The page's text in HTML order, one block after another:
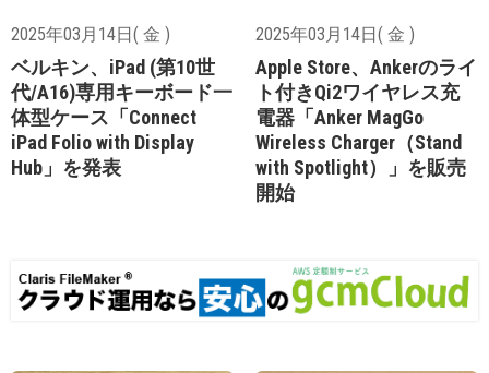
2025年03月14日( 金 )
ベルキン、iPad (第10世
代/A16)専用キーボード一
体型ケース「Connect
iPad Folio with Display
Hub」を発表
2025年03月14日( 金 )
Apple Store、Ankerのライ
ト付きQi2ワイヤレス充
電器「Anker MagGo
Wireless Charger（Stand
with Spotlight）」を販売
開始